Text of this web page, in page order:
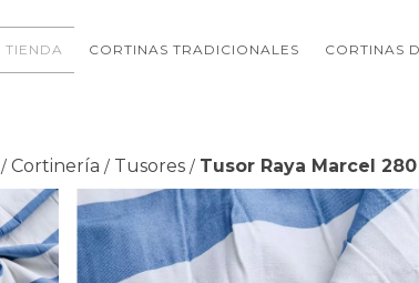
TIENDA CORTINAS TRADICIONALES CORTINAS
/ Cortinería / Tusores / Tusor Raya Marcel